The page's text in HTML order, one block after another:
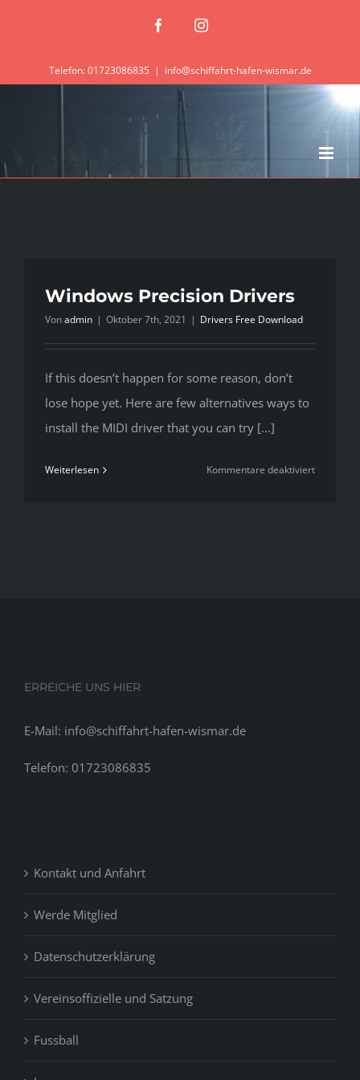
FacebookInstagram
Telefon: 01723086835 | info@schiffahrt-hafen-wismar.de
Windows Precision Drivers
Vonadmin | Oktober 7th, 2021 | Drivers Free Download
If this doesn’t happen for some reason, don’t
lose hope yet. Here are few alternatives ways to
install the MIDI driver that you can try [...]
Weiterlesen Kommentare deaktiviertfür
ERREICHE UNS HIER
E-Mail: info@schiffahrt-hafen-wismar.de
Telefon: 01723086835
Kontakt und Anfahrt
Werde Mitglied
Datenschutzerklärung
Vereinsoffizielle und Satzung
Fussball